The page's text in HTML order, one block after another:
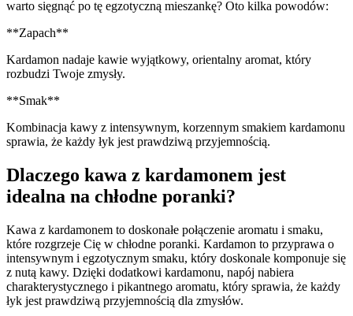
warto sięgnąć po​ tę egzotyczną​ mieszankę? ⁢Oto kilka ⁤powodów:
**Zapach**
Kardamon‍ nadaje kawie wyjątkowy, orientalny aromat, który
rozbudzi Twoje zmysły.
**Smak**
Kombinacja ​kawy z intensywnym, korzennym smakiem kardamonu
sprawia, ‌że każdy łyk jest prawdziwą ​przyjemnością.
Dlaczego‍ kawa z kardamonem ​jest‍
idealna na chłodne poranki?
Kawa z kardamonem to‌ doskonałe połączenie ‍aromatu i smaku,⁢
które rozgrzeje Cię w chłodne poranki. Kardamon⁢ to przyprawa ‌o
intensywnym i egzotycznym smaku, ​który⁤ doskonale⁤ komponuje ‌się
⁣z ⁢nutą ⁣kawy.⁤ Dzięki dodatkowi kardamonu, ⁣napój nabiera
charakterystycznego i‌ pikantnego aromatu, który ⁢sprawia, że każdy
łyk​ jest prawdziwą​ przyjemnością dla zmysłów.